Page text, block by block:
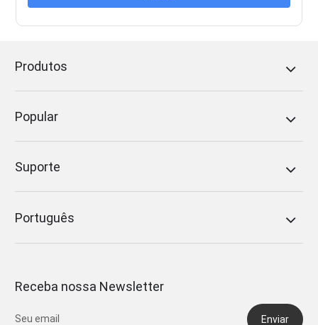
Produtos
Popular
Suporte
Português
Receba nossa Newsletter
Enviar